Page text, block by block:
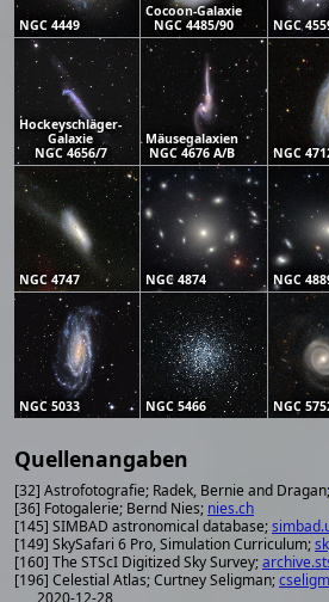
NGC 4449
Cocoon-Galaxie
NGC 4485/90
NGC
Hockeyschläger-
Galaxie
NGC 4656/7
Mäusegalaxien
NGC 4676 A/B
NGC
NGC 4747 NGC 4874 NGC
NGC 5033 NGC 5466 NGC
Quellenangaben
[32] Astrofotografie; Radek, Bernie and Dragan;
[36] Fotogalerie; Bernd Nies; nies.ch
[145] SIMBAD astronomical database;
[149] SkySafari 6 Pro, Simulation Curriculum;
[160] The STScI Digitized Sky Survey;
[196] Celestial Atlas; Curtney Seligman;